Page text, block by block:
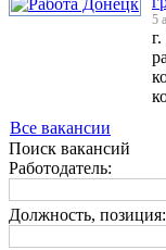
5
Все вакансии
Поиск вакансий
Работодатель:
Должность, позиция: